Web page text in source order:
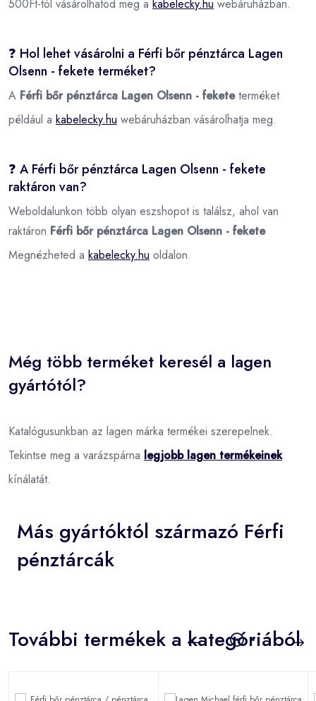
500Ft-tól vásárolhatod meg a kabelecky.hu webáruházban.
❓ Hol lehet vásárolni a Férfi bőr pénztárca Lagen
Olsenn - fekete terméket?
A Férfi bőr pénztárca Lagen Olsenn - feketeterméket
például a kabelecky.hu webáruházban vásárolhatja meg.
❓ A Férfi bőr pénztárca Lagen Olsenn - fekete
raktáron van?
Weboldalunkon több olyan eszshopot is találsz, ahol van
raktáron Férfi bőr pénztárca Lagen Olsenn - fekete
Megnézheted a kabelecky.hu oldalon.
Még több terméket keresél a lagen
gyártótól?
Katalógusunkban az lagen márka termékei szerepelnek.
Tekintse meg a varázspárna legjobb lagen termékeinek
kínálatát.
Más gyártóktól származó Férfi
pénztárcák
További termékek a kategóriából